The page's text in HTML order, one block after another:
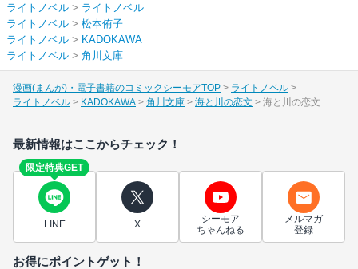
ライトノベル > ライトノベル
ライトノベル > 松本侑子
ライトノベル > KADOKAWA
ライトノベル > 角川文庫
漫画(まんが)・電子書籍のコミックシーモアTOP
ライトノベル
ライトノベル
KADOKAWA 角川文庫 海と川の恋文 海と川の恋文
最新情報はここからチェック！
限定特典GET
LINE X
シーモア
ちゃんねる
メルマガ
登録
お得にポイントゲット！